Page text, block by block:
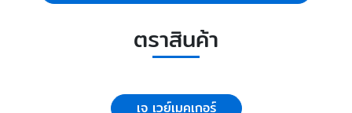
ตราสินค้า
เจ เวย์เมคเกอร์